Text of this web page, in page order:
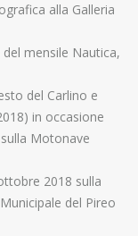
alla Galleria
mensile Nautica,
del Carlino e
in occasione
Motonave
2018 sulla
del Pireo